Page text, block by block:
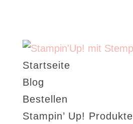
Startseite
Blog
Bestellen
Stampin’ Up!